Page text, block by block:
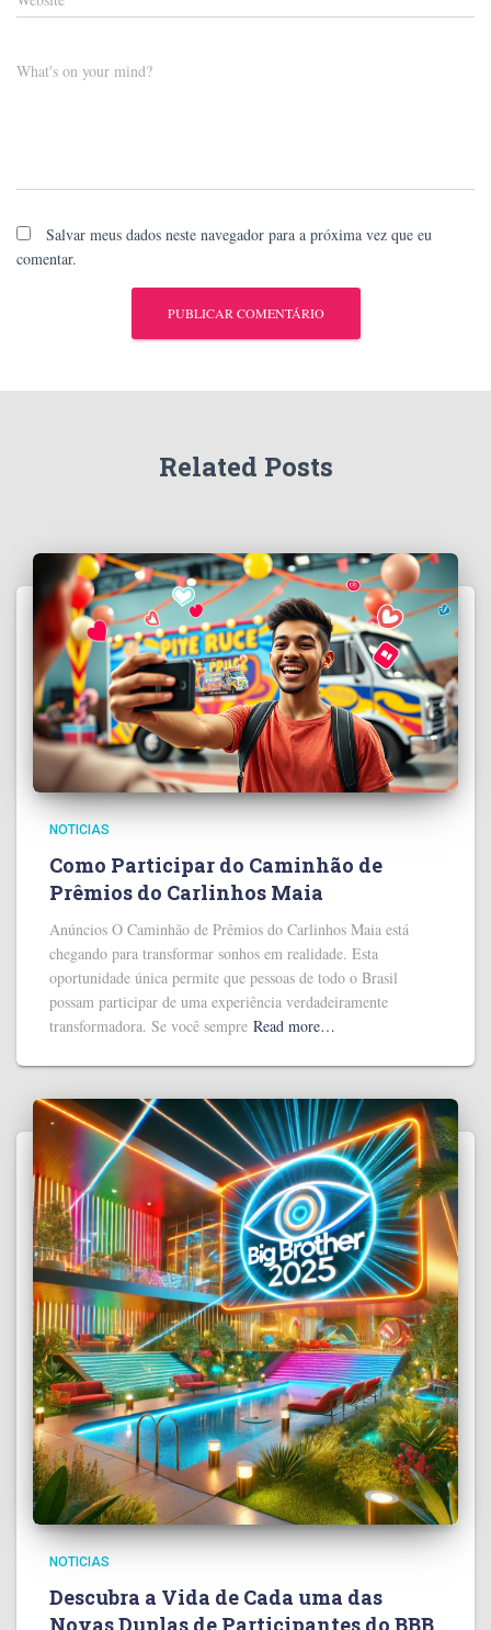
What's on your mind?
Salvar meus dados neste navegador para a próxima vez que eu
comentar.
Related Posts
NOTICIAS
Como Participar do Caminhão de
Prêmios do Carlinhos Maia
Anúncios O Caminhão de Prêmios do Carlinhos Maia está
chegando para transformar sonhos em realidade. Esta
oportunidade única permite que pessoas de todo o Brasil
possam participar de uma experiência verdadeiramente
transformadora. Se você sempre Read more…
NOTICIAS
Descubra a Vida de Cada uma das